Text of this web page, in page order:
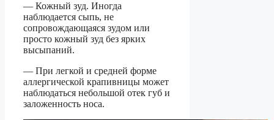
— Кожный зуд. Иногда
наблюдается сыпь, не
сопровождающаяся зудом или
просто кожный зуд без ярких
высыпаний.
— При легкой и средней форме
аллергической крапивницы может
наблюдаться небольшой отек губ и
заложенность носа.